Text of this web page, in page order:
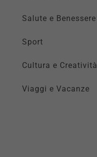
Salute e Benessere
Sport
Cultura e Creatività
Viaggi e Vacanze